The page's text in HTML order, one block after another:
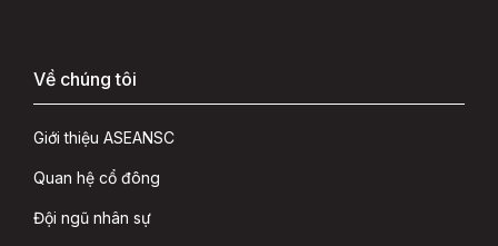
Về chúng tôi
Giới thiệu ASEANSC
Quan hệ cổ đông
Đội ngũ nhân sự